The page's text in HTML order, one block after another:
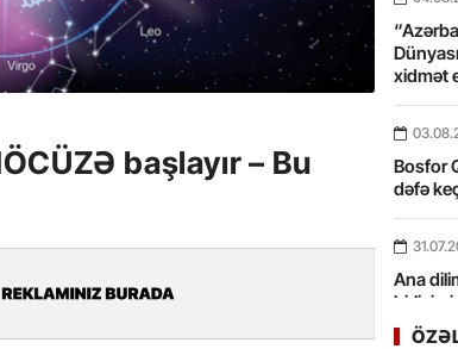
başlayır – Bu
xidmət
Bosfor
dəfə
Ana